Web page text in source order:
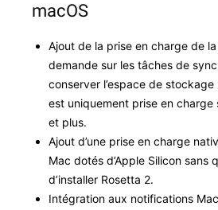
macOS
Ajout de la prise en charge de
demande sur les tâch­es de
con­serv­er l’e­space de
est unique­ment prise en charge
et plus.
Ajout d’une prise en charge
Mac dotés d’Ap­ple Sil­i­con sans
d’in­staller Roset­ta 2.
Inté­gra­tion aux noti­fi­ca­tions